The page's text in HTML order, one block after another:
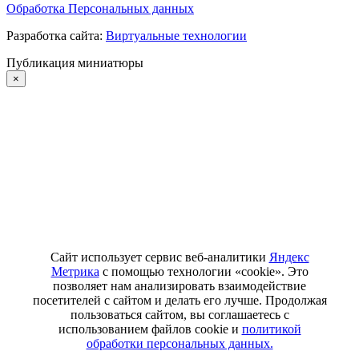
Обработка Персональных данных
Разработка сайта: Виртуальные технологии
Публикация миниатюры
×
Сайт использует сервис веб-аналитики Яндекс
Метрика с помощью технологии «cookie». Это
позволяет нам анализировать взаимодействие
посетителей с сайтом и делать его лучше. Продолжая
пользоваться сайтом, вы соглашаетесь с
использованием файлов cookie и политикой
обработки персональных данных.